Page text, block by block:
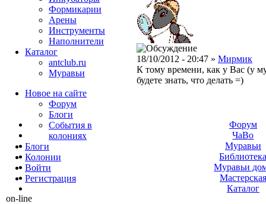
18/10/2012 - 20:47 » Мирмик
К тому времени, как у Вас (у
будете знать, что делать =)
Формикарии
Арены
Инструменты
Наполнители
Каталог
antclub.ru
Муравьи
Новое на сайте
Форум
Блоги
События в
колониях
Блоги
Колонии
Войти
Peгиcтpaция
on-line
Форум
ЧаВо
Муравьи
Муравьи
Мастерская
Каталог